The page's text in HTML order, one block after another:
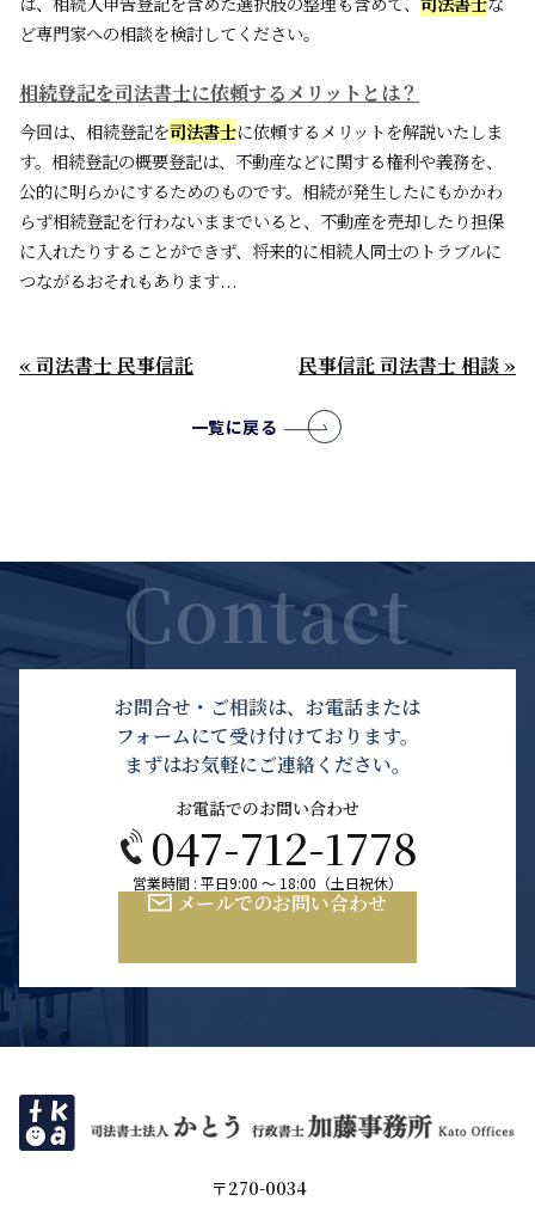
ど専門家への相談を検討してください。
相続登記を司法書士に依頼するメリットとは？
今回は、相続登記を司法書士に依頼するメリットを解説いたしま
す。相続登記の概要登記は、不動産などに関する権利や義務を、
公的に明らかにするためのものです。相続が発生したにもかかわ
らず相続登記を行わないままでいると、不動産を売却したり担保
に入れたりすることができず、将来的に相続人同士のトラブルに
つながるおそれもあります...
« 司法書士 民事信託 民事信託 司法書士 相談 »
一覧に戻る
お問合せ・ご相談は、お電話または
フォームにて受け付けております。
まずはお気軽にご連絡ください。
お電話でのお問い合わせ
047-712-1778
営業時間 : 平日9:00 ～ 18:00（土日祝休）
メールでのお問い合わせ
〒270-0034